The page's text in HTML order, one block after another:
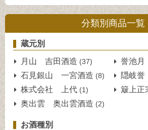
分類別商品一覧
蔵元別
月山 吉田酒造 (37) 誉池
石見銀山 一宮酒造 (8) 隠岐
株式会社 上代 (1) 簸上
奥出雲 奥出雲酒造 (2)
お酒種別